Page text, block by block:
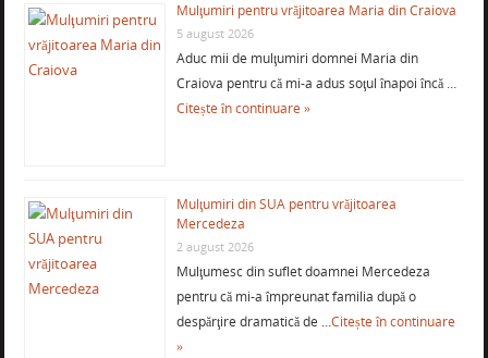
Mulţumiri pentru vrăjitoarea Maria din Craiova
5 august 2026
Aduc mii de mulţumiri domnei Maria din
Craiova pentru că mi-a adus soţul înapoi încă …
Citește în continuare »
Mulţumiri din SUA pentru vrăjitoarea
Mercedeza
2 august 2026
Mulţumesc din suflet doamnei Mercedeza
pentru că mi-a împreunat familia după o
despărţire dramatică de …Citește în continuare
»